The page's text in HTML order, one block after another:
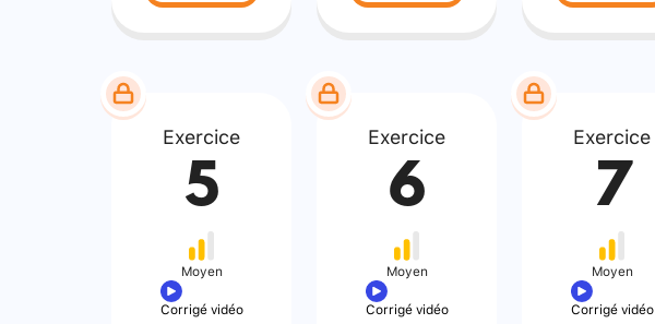
Exercice
5
Moyen
Corrigé vidéo
Exercice
6
Moyen
Corrigé vidéo
Exercice
7
Moyen
Corrigé vidéo